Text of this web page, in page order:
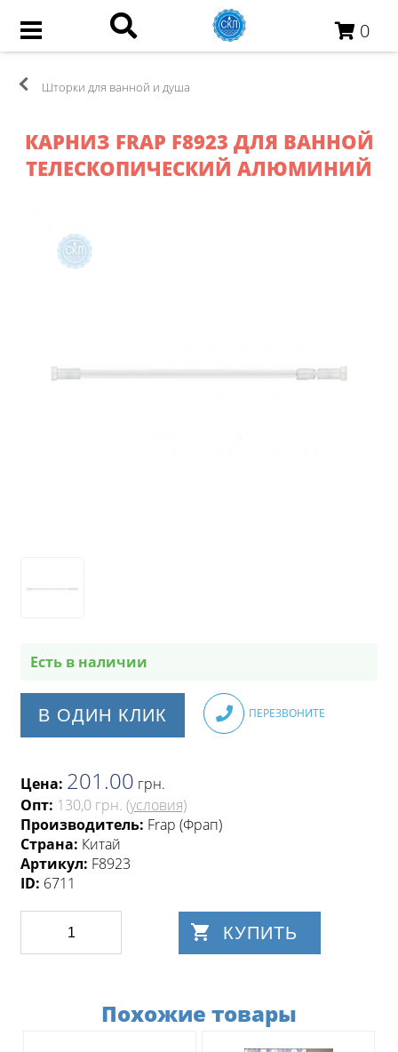
0
Шторки для ванной и душа
КАРНИЗ FRAP F8923 ДЛЯ ВАННОЙ
ТЕЛЕСКОПИЧЕСКИЙ АЛЮМИНИЙ
Есть в наличии
В ОДИН КЛИК ПЕРЕЗВОНИТЕ
Цена: 201.00 грн.
Опт: 130,0 грн. (условия)
Производитель: Frap (Фрап)
Страна: Китай
Артикул: F8923
ID: 6711
КУПИТЬ
Похожие товары